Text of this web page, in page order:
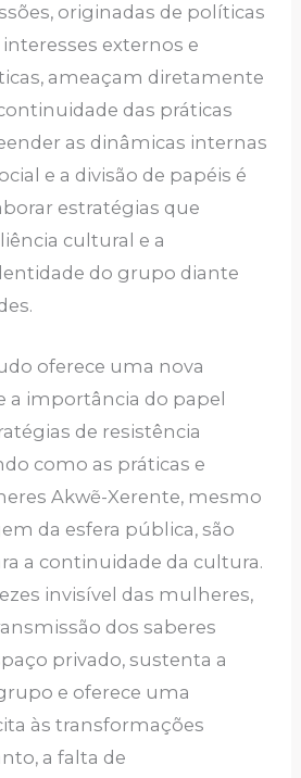
originadas de políticas
externos e
ameaçam diretamente
das práticas
as dinâmicas internas
e a divisão de papéis é
estratégias que
cultural e a
do grupo diante
oferece uma nova
a importância do papel
de resistência
como as práticas e
Akwẽ-Xerente, mesmo
da esfera pública, são
a continuidade da cultura.
invisível das mulheres,
dos saberes
privado, sustenta a
e oferece uma
às transformações
a falta de